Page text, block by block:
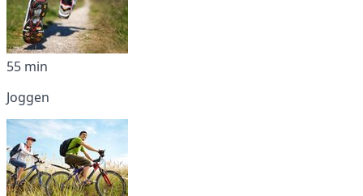
55 min
Joggen